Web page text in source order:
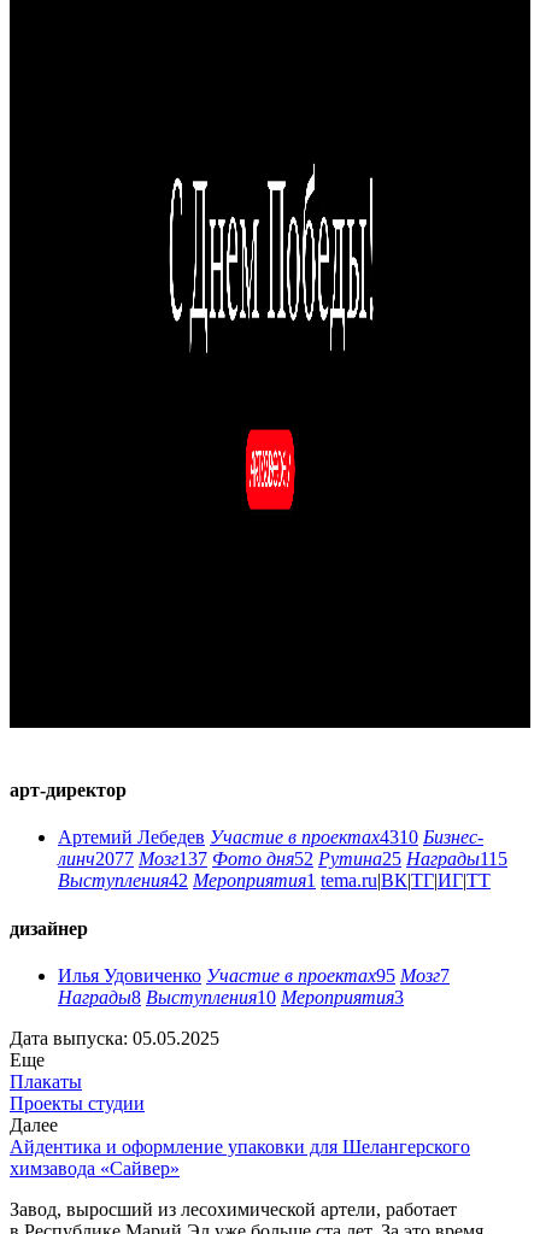
арт-директор
Артемий Лебедев Участие в проектах4310 Бизнес-
линч2077 Мозг137 Фото дня52 Рутина25 Награды115
Выступления42 Мероприятия1 tema.ru|ВК|ТГ|ИГ|ТТ
дизайнер
Илья Удовиченко Участие в проектах95 Мозг7
Награды8 Выступления10 Мероприятия3
Дата выпуска: 05.05.2025
Еще
Плакаты
Проекты студии
Далее
Айдентика и оформление упаковки для Шелангерского
химзавода «Сайвер»
Завод, выросший из лесохимической артели, работает